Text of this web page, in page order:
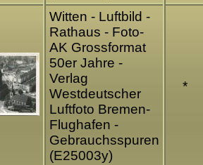
Witten - Luftbild -
Rathaus - Foto-
AK Grossformat
50er Jahre -
Verlag
Westdeutscher
Luftfoto Bremen-
Flughafen -
Gebrauchsspuren
(E25003y)
*